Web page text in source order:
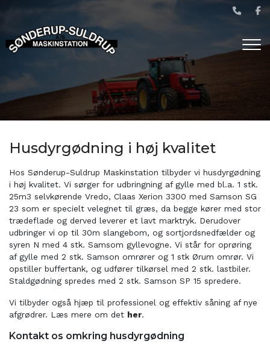
hovedindhold
Husdyrgødning i høj kvalitet
Hos Sønderup-Suldrup Maskinstation tilbyder vi husdyrgødning
i høj kvalitet. Vi sørger for udbringning af gylle med bl.a. 1 stk.
25m3 selvkørende Vredo, Claas Xerion 3300 med Samson SG
23 som er specielt velegnet til græs, da begge kører med stor
trædeflade og derved leverer et lavt marktryk. Derudover
udbringer vi op til 30m slangebom, og sortjordsnedfælder og
syren N med 4 stk. Samsom gyllevogne. Vi står for oprøring
af gylle med 2 stk. Samson omrører og 1 stk Ørum omrør. Vi
opstiller buffertank, og udfører tilkørsel med 2 stk. lastbiler.
Staldgødning spredes med 2 stk. Samson SP 15 spredere.
Vi tilbyder også hjæp til professionel og effektiv såning af nye
afgrødrer. Læs mere om det her.
Kontakt os omkring husdyrgødning